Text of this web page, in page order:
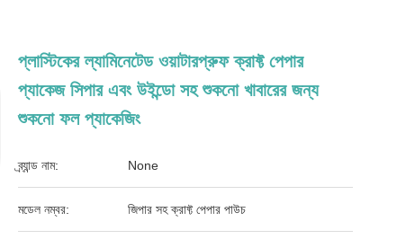
প্লাস্টিকের ল্যামিনেটেড ওয়াটারপ্রুফ ক্রাফ্ট পেপার
প্যাকেজ সিপার এবং উইন্ডো সহ শুকনো খাবারের জন্য
শুকনো ফল প্যাকেজিং
ব্র্যান্ড নাম: None
মডেল নম্বর: জিপার সহ ক্রাফ্ট পেপার পাউচ